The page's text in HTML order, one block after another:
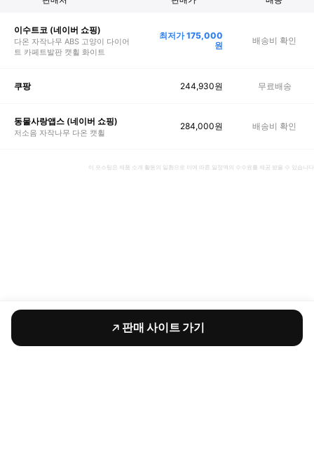
이수트코 (네이버 쇼핑)
다온 자작나무 ABS 고양이 다이어
트 카페트발판 캣휠 화이트
최저가175,000
원
배송비 확인
쿠팡 244,930원 무료배송
동물사랑앱스 (네이버 쇼핑)
저소음 자작나무 다온 캣휠
284,000원 배송비 확인
이 포스팅은 제품 소개 활동의 일환으로 이에 따른 일정액의 수수료를 제공 받을 수 있습니다
판매 사이트 가기